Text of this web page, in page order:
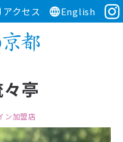
アクセス English
亭
ン加盟店